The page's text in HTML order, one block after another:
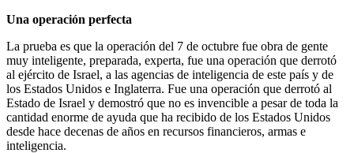
Una operación perfecta
La prueba es que la operación del 7 de octubre fue obra de gente
muy inteligente, preparada, experta, fue una operación que derrotó
al ejército de Israel, a las agencias de inteligencia de este país y de
los Estados Unidos e Inglaterra. Fue una operación que derrotó al
Estado de Israel y demostró que no es invencible a pesar de toda la
cantidad enorme de ayuda que ha recibido de los Estados Unidos
desde hace decenas de años en recursos financieros, armas e
inteligencia.